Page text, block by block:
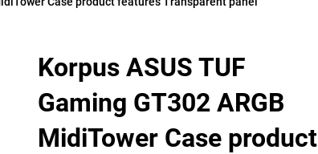
Korpus ASUS TUF
Gaming GT302 ARGB
MidiTower Case product